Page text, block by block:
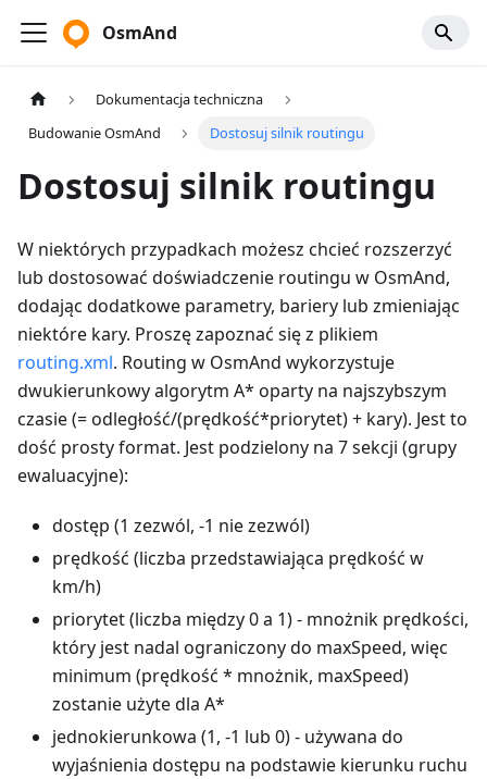
OsmAnd
Dokumentacja techniczna
Budowanie OsmAnd
Dostosuj silnik routingu
Dostosuj silnik routingu
W niektórych przypadkach możesz chcieć rozszerzyć
lub dostosować doświadczenie routingu w OsmAnd,
dodając dodatkowe parametry, bariery lub zmieniając
niektóre kary. Proszę zapoznać się z plikiem
routing.xml. Routing w OsmAnd wykorzystuje
dwukierunkowy algorytm A* oparty na najszybszym
czasie (= odległość/(prędkość*priorytet) + kary). Jest to
dość prosty format. Jest podzielony na 7 sekcji (grupy
ewaluacyjne):
dostęp (1 zezwól, -1 nie zezwól)
prędkość (liczba przedstawiająca prędkość w
km/h)
priorytet (liczba między 0 a 1) - mnożnik prędkości,
który jest nadal ograniczony do maxSpeed, więc
minimum (prędkość * mnożnik, maxSpeed)
zostanie użyte dla A*
jednokierunkowa (1, -1 lub 0) - używana do
wyjaśnienia dostępu na podstawie kierunku ruchu